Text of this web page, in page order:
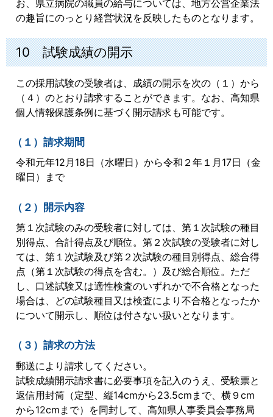
お、県立病院の職員の給与については、地方公営企業法
の趣旨にのっとり経営状況を反映したものとなります。
10 試験成績の開示
この採用試験の受験者は、成績の開示を次の（１）から
（４）のとおり請求することができます。なお、高知県
個人情報保護条例に基づく開示請求も可能です。
（１）請求期間
令和元年12月18日（水曜日）から令和２年１月17日（金
曜日）まで
（２）開示内容
第１次試験のみの受験者に対しては、第１次試験の種目
別得点、合計得点及び順位。第２次試験の受験者に対し
ては、第１次試験及び第２次試験の種目別得点、総合得
点（第１次試験の得点を含む。）及び総合順位。ただ
し、口述試験又は適性検査のいずれかで不合格となった
場合は、どの試験種目又は検査により不合格となったか
について開示し、順位は付さない扱いとなります。
（３）請求の方法
郵送により請求してください。
試験成績開示請求書に必要事項を記入のうえ、受験票と
返信用封筒（定型、縦14cmから23.5cmまで、横９cm
から12cmまで）を同封して、高知県人事委員会事務局